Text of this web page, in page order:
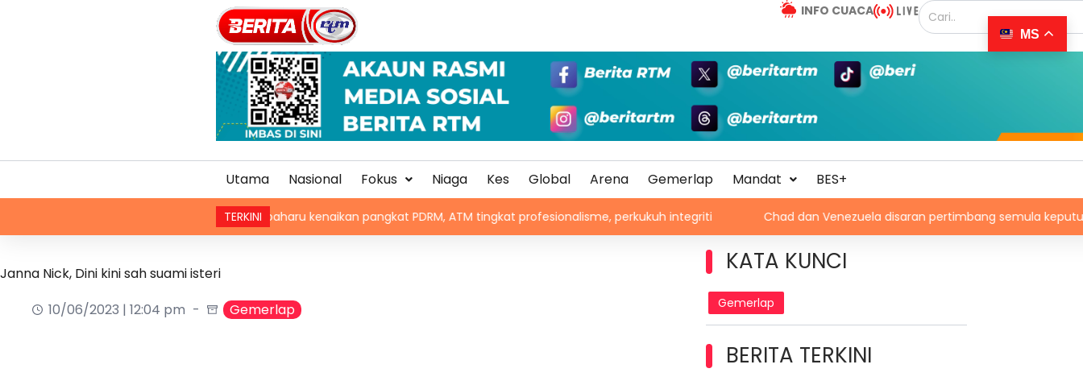
INFO CUACA
Utama Nasional Fokus Niaga Kes Global Arena Gemerlap Mandat BES+
TERKINI
Kaedah baharu kenaikan pangkat PDRM, ATM tingkat profesionalisme, perkukuh integriti Chad dan Venezuela disaran pertimbang semula keputusan tarik diri
Janna Nick, Dini kini sah suami isteri
10/06/2023 | 12:04 pm
Gemerlap
KATA KUNCI
Gemerlap
BERITA TERKINI
MS